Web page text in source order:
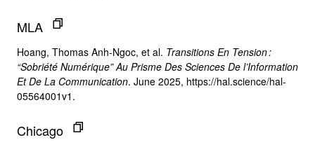
MLA
Hoang, Thomas Anh-Ngoc, et al. Transitions En Tension :
“Sobriété Numérique” Au Prisme Des Sciences De l’Information
Et De La Communication. June 2025, https://hal.science/hal-
05564001v1.
Chicago